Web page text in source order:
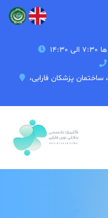
مشهد، بلوار وکیل آباد، بین کوثر شمالی 2 و 4، ساختمان پزشکان فارابی،